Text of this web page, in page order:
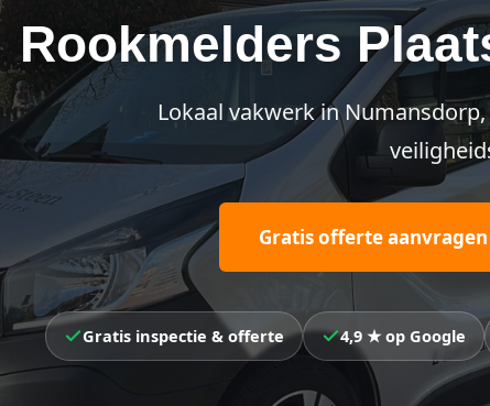
Rookmelders
Lokaal vakwerk in
Gratis offerte aanvragen
Gratis inspectie & offerte 4,9 ★ op Google